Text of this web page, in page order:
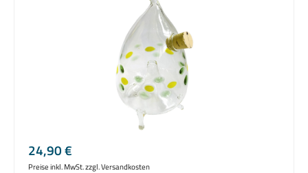
Regulärer Preis:
24,90 €
Preise inkl. MwSt. zzgl. Versandkosten